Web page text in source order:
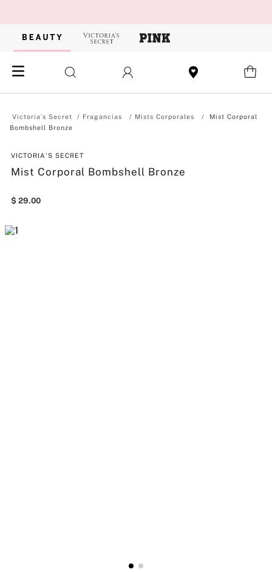
Fragancias Mists Corporales
Mist Corporal
Bombshell Bronze
VICTORIA'S SECRET
Mist Corporal Bombshell Bronze
$ 29.00